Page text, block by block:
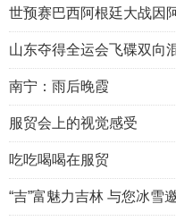
世预赛巴西阿根廷大战因
山东夺得全运会飞碟双向
南宁：雨后晚霞
服贸会上的视觉感受
吃吃喝喝在服贸
“吉”富魅力吉林 与您冰雪